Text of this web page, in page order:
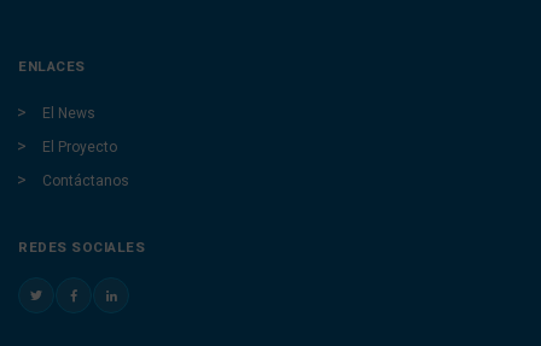
ENLACES
El News
El Proyecto
Contáctanos
REDES SOCIALES